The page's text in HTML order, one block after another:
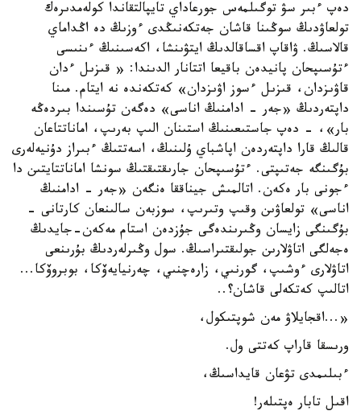
دەپ ءبىر سۋ توگىلمەس جورعاداي تايپالتقاندا كولەمدىرەك
تولعاۋدىڭ سوڭىنا قاشان جەتكەنىڭدى ءوزىڭ دە اڭداماي
قالاسىڭ. ۋاقاپ اقساقالدىڭ ايتۋىنشا، اكەسىنىڭ ءىنىسى
ءتۇسىپحان پانيدەن باقيعا اتتانار الدىندا: « قىزىل ءدان
قاۋىزدان، قىزىل ءسوز اۋىزدان» كەتكەندە نە ايتام. مىنا
داپتەردىڭ «جەر - ادامنىڭ اناسى» دەگەن تۇسىندا بىردەڭە
بار»، - دەپ جاستىعىنىڭ استىنان الىپ بەرىپ، اماناتتاعان
قالىڭ قارا داپتەردەن اپاشباي ۇلىنىڭ، اسەتتىڭ ءبىراز دۇنيەلەرى
بۇگىنگە جەتىپتى. ءتۇسىپحان جارىقتىقتىڭ سونشا اماناتتايتىن دا
ءجونى بار ەكەن. اتالمىش جيناققا ەنگەن «جەر - ادامنىڭ
اناسى» تولعاۋىن وقىپ وتىرىپ، سوزبەن سالىنعان كارتانى -
بۇگىنگى زايسان وڭىرىندەگى جۇزدەن استام مەكەن-جايدىڭ
ەجەلگى اتاۋلارىن جولىقتىراسىڭ. سول وڭىرلەردىڭ بۇرىنعى
اتاۋلارى ءوشىپ، گورنىي، زارەچنىي، چەرنيايەۆكا، بوبروۆكا...
اتالىپ كەتكەلى قاشان؟..
«...اقجايلاۋ مەن شوپتىكول،
ورىسقا قاراپ كەتتى ول.
ءبىلىمدى تۋعان قايداسىڭ،
اقىل تابار ەپتىلەر!